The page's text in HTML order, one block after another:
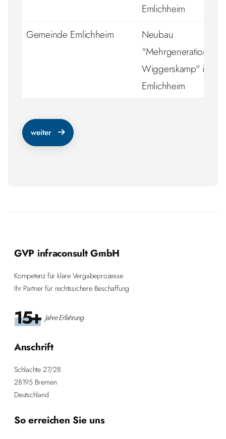
Emlichheim
Gemeinde Emlichheim
Neubau
Wiggerskamp" inkl.
Emlichheim
weiter
GVP infraconsult GmbH
Kompetenz für klare Vergabeprozesse
Ihr Partner für rechtssichere Beschaffung
15+ Jahre Erfahrung
Anschrift
Schlachte 27/28
28195 Bremen
Deutschland
So erreichen Sie uns